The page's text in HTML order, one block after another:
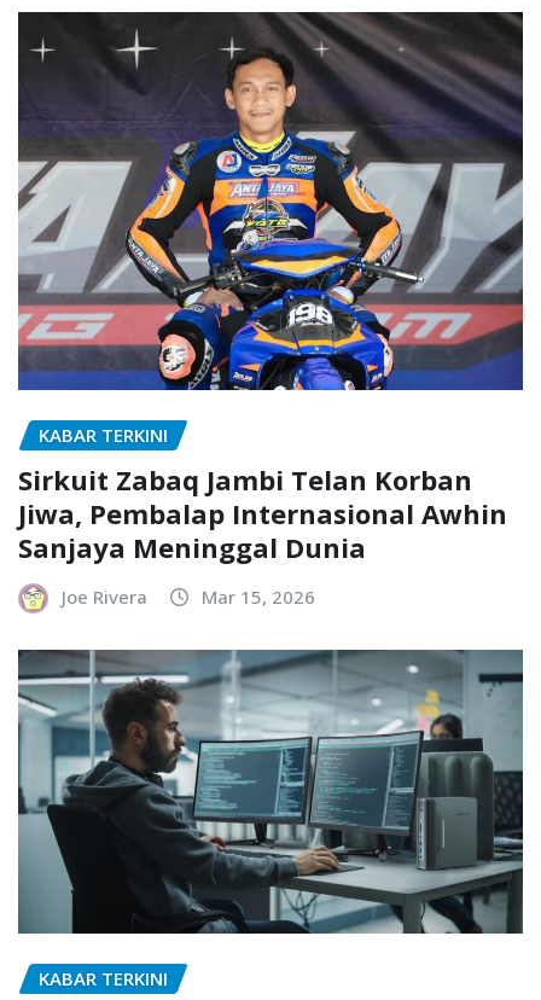
KABAR TERKINI
Sirkuit Zabaq Jambi Telan Korban
Jiwa, Pembalap Internasional Awhin
Sanjaya Meninggal Dunia
Joe Rivera Mar 15, 2026
KABAR TERKINI